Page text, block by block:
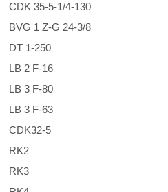
CDK 35-5-1/4-130
BVG 1 Z-G 24-3/8
DT 1-250
LB 2 F-16
LB 3 F-80
LB 3 F-63
CDK32-5
RK2
RK3